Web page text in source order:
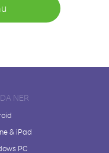
NER
& iPad
PC